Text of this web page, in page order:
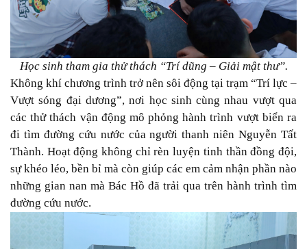
Học sinh tham gia thử thách “Trí dũng – Giải mật thư”.
Không khí chương trình trở nên sôi động tại trạm “Trí lực –
Vượt sóng đại dương”, nơi học sinh cùng nhau vượt qua
các thử thách vận động mô phỏng hành trình vượt biển ra
đi tìm đường cứu nước của người thanh niên Nguyễn Tất
Thành. Hoạt động không chỉ rèn luyện tinh thần đồng đội,
sự khéo léo, bền bỉ mà còn giúp các em cảm nhận phần nào
những gian nan mà Bác Hồ đã trải qua trên hành trình tìm
đường cứu nước.